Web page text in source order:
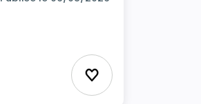
Ajouter aux